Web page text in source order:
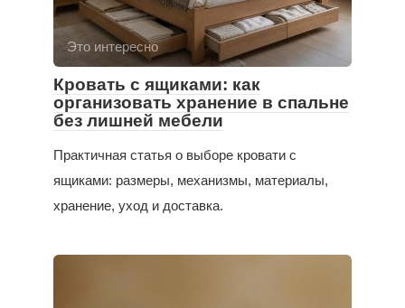
Это интересно
Кровать с ящиками: как
организовать хранение в спальне
без лишней мебели
Практичная статья о выборе кровати с
ящиками: размеры, механизмы, материалы,
хранение, уход и доставка.